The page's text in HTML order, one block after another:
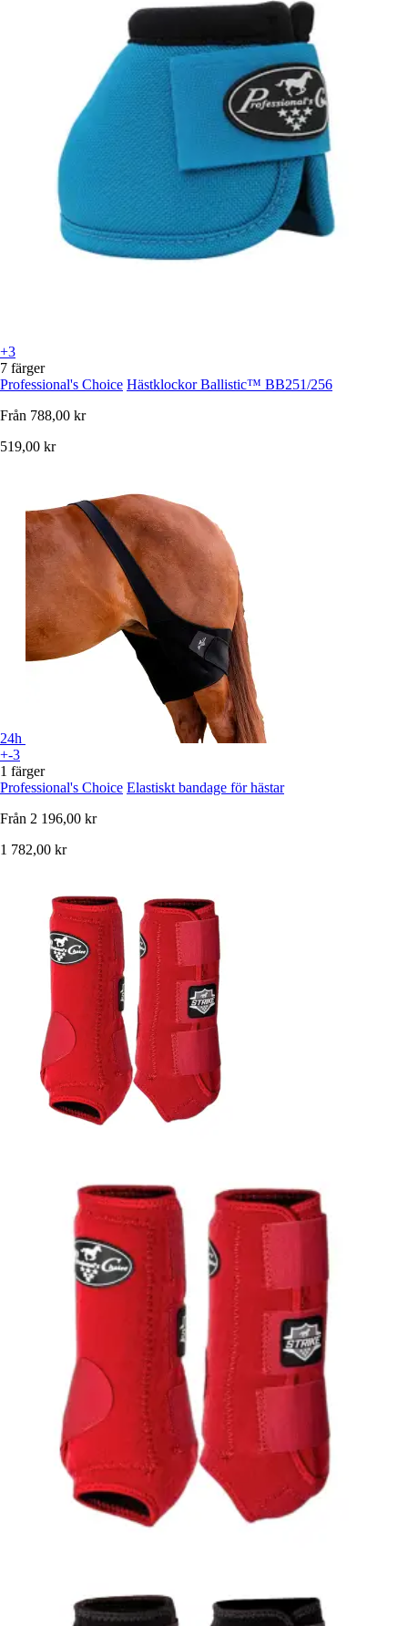
+3
7 färger
Professional's Choice Hästklockor Ballistic™ BB251/256
Från 788,00 kr
519,00 kr
24h
+-3
1 färger
Professional's Choice Elastiskt bandage för hästar
Från 2 196,00 kr
1 782,00 kr